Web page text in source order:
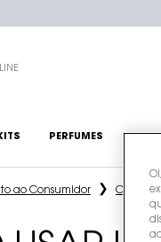
PERFUMES
ao Consumidor